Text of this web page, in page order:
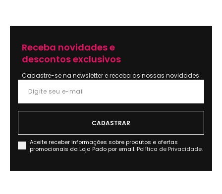
Receba novidades e
descontos exclusivos
Cadastre-se na newsletter e receba as nossas novidades.
Aceite receber informações sobre produtos e ofertas
promocionais da Loja Pado por email. Política de Privacidade.